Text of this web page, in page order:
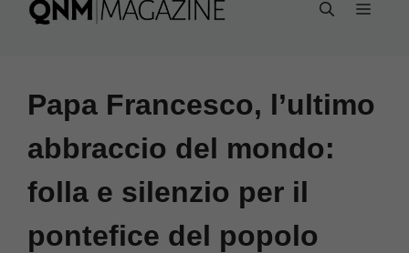
Papa Francesco, l’ultimo
abbraccio del mondo:
folla e silenzio per il
pontefice del popolo